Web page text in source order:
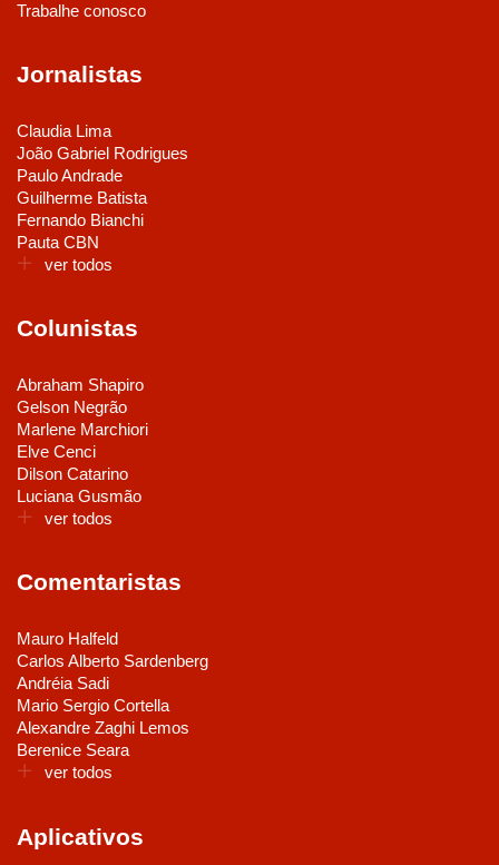
Trabalhe conosco
Jornalistas
Claudia Lima
João Gabriel Rodrigues
Paulo Andrade
Guilherme Batista
Fernando Bianchi
Pauta CBN
ver todos
Colunistas
Abraham Shapiro
Gelson Negrão
Marlene Marchiori
Elve Cenci
Dilson Catarino
Luciana Gusmão
ver todos
Comentaristas
Mauro Halfeld
Carlos Alberto Sardenberg
Andréia Sadi
Mario Sergio Cortella
Alexandre Zaghi Lemos
Berenice Seara
ver todos
Aplicativos